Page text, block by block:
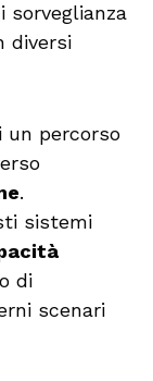
sorveglianza
diversi
un percorso
.
sistemi
di
scenari